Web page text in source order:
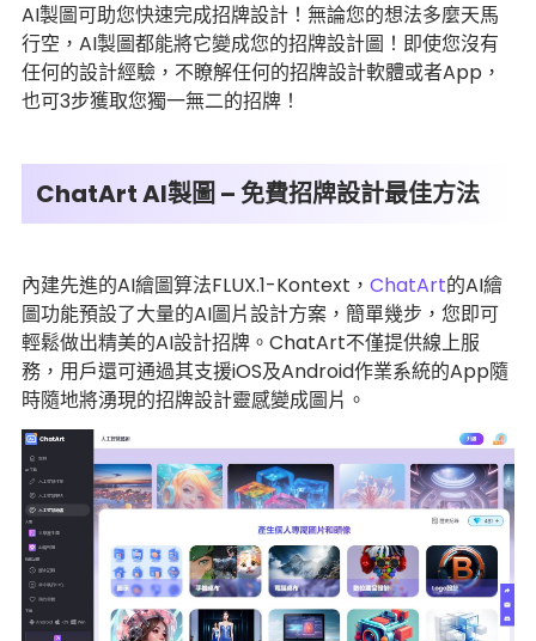
AI製圖可助您快速完成招牌設計！無論您的想法多麼天馬
行空，AI製圖都能將它變成您的招牌設計圖！即使您沒有
任何的設計經驗，不瞭解任何的招牌設計軟體或者App，
也可3步獲取您獨一無二的招牌！
ChatArt AI製圖 – 免費招牌設計最佳方法
內建先進的AI繪圖算法FLUX.1-Kontext， ChatArt的AI繪
圖功能預設了大量的AI圖片設計方案，簡單幾步，您即可
輕鬆做出精美的AI設計招牌。ChatArt不僅提供線上服
務，用戶還可通過其支援iOS及Android作業系統的App隨
時隨地將湧現的招牌設計靈感變成圖片。